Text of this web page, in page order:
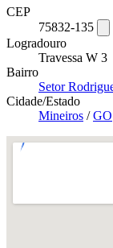
CEP
75832-135
Logradouro
Travessa W 3
Bairro
Setor
Cidade/Estado
Mineiros /GO